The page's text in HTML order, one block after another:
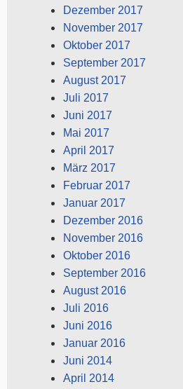
Dezember 2017
November 2017
Oktober 2017
September 2017
August 2017
Juli 2017
Juni 2017
Mai 2017
April 2017
März 2017
Februar 2017
Januar 2017
Dezember 2016
November 2016
Oktober 2016
September 2016
August 2016
Juli 2016
Juni 2016
Januar 2016
Juni 2014
April 2014